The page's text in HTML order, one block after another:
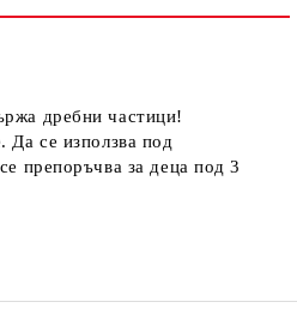
дребни частици!
Да се използва под
препоръчва за деца под 3